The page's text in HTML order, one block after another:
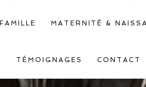
FAMILLE MATERNITÉ &
TÉMOIGNAGES CONTACT